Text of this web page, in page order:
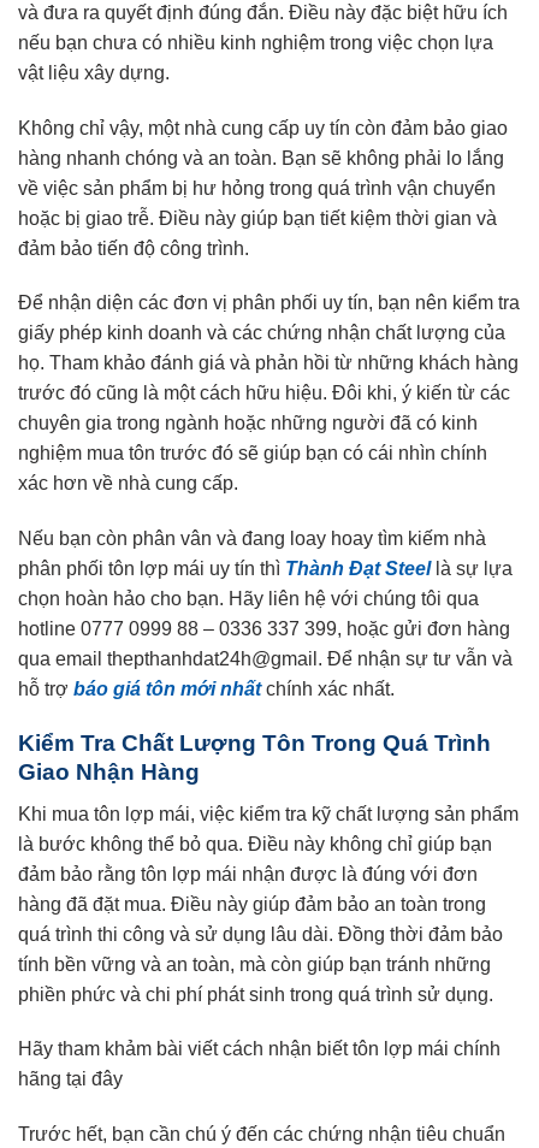
và đưa ra quyết định đúng đắn. Điều này đặc biệt hữu ích
nếu bạn chưa có nhiều kinh nghiệm trong việc chọn lựa
vật liệu xây dựng.
Không chỉ vậy, một nhà cung cấp uy tín còn đảm bảo giao
hàng nhanh chóng và an toàn. Bạn sẽ không phải lo lắng
về việc sản phẩm bị hư hỏng trong quá trình vận chuyển
hoặc bị giao trễ. Điều này giúp bạn tiết kiệm thời gian và
đảm bảo tiến độ công trình.
Để nhận diện các đơn vị phân phối uy tín, bạn nên kiểm tra
giấy phép kinh doanh và các chứng nhận chất lượng của
họ. Tham khảo đánh giá và phản hồi từ những khách hàng
trước đó cũng là một cách hữu hiệu. Đôi khi, ý kiến từ các
chuyên gia trong ngành hoặc những người đã có kinh
nghiệm mua tôn trước đó sẽ giúp bạn có cái nhìn chính
xác hơn về nhà cung cấp.
Nếu bạn còn phân vân và đang loay hoay tìm kiếm nhà
phân phối tôn lợp mái uy tín thì Thành Đạt Steellà sự lựa
chọn hoàn hảo cho bạn. Hãy liên hệ với chúng tôi qua
hotline 0777 0999 88 – 0336 337 399, hoặc gửi đơn hàng
qua email thepthanhdat24h@gmail. Để nhận sự tư vẫn và
hỗ trợ báo giá tôn mới nhấtchính xác nhất.
Kiểm Tra Chất Lượng Tôn Trong Quá Trình
Giao Nhận Hàng
Khi mua tôn lợp mái, việc kiểm tra kỹ chất lượng sản phẩm
là bước không thể bỏ qua. Điều này không chỉ giúp bạn
đảm bảo rằng tôn lợp mái nhận được là đúng với đơn
hàng đã đặt mua. Điều này giúp đảm bảo an toàn trong
quá trình thi công và sử dụng lâu dài. Đồng thời đảm bảo
tính bền vững và an toàn, mà còn giúp bạn tránh những
phiền phức và chi phí phát sinh trong quá trình sử dụng.
Hãy tham khảm bài viết cách nhận biết tôn lợp mái chính
hãng tại đây
Trước hết, bạn cần chú ý đến các chứng nhận tiêu chuẩn